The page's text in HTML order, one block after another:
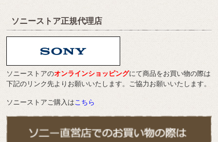
ソニーストア正規代理店
ソニーストアのオンラインショッピングにて商品をお買い物の際は
下記のリンク先よりお願いいたします。ご協力お願いいたします。
ソニーストアご購入はこちら